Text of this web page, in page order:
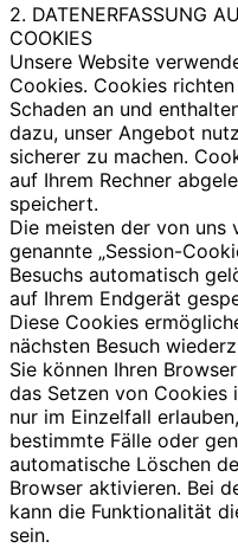
2. DATENERFASSUNG
COOKIES
Unsere Website
Cookies. Cookies
Schaden an und
dazu, unser Angebot
sicherer zu machen.
auf Ihrem Rechner
speichert.
Die meisten der von uns
genannte „Session-
Besuchs automatisch
auf Ihrem Endgerät
Diese Cookies
nächsten Besuch
Sie können Ihren
das Setzen von
nur im Einzelfall
bestimmte Fälle oder
automatische Löschen
Browser aktivieren. Bei
kann die Funktionalität
sein.